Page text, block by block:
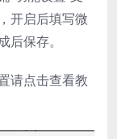
开启后填写微
保存。
请点击查看教